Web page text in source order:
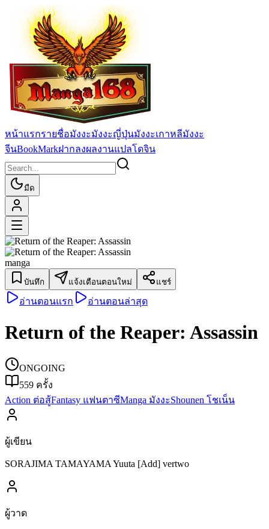
หน้าแรกรายชื่อมังงะมังงะญี่ปุ่นมังงะเกาหลีมังงะ
จีนBookMarkฝากลงผลงานแปลโดจิน
มืด
manga
บันทึก แจ้งเตือนตอนใหม่ แชร์
อ่านตอนแรก อ่านตอนล่าสุด
Return of the Reaper: Assassin
ONGOING
559 ครั้ง
Action ต่อสู้Fantasy แฟนตาซีManga มังงะShounen โชเน็น
ผู้เขียน
SORAJIMA TAMAYAMA Yuuta [Add] vertwo
ผู้วาด